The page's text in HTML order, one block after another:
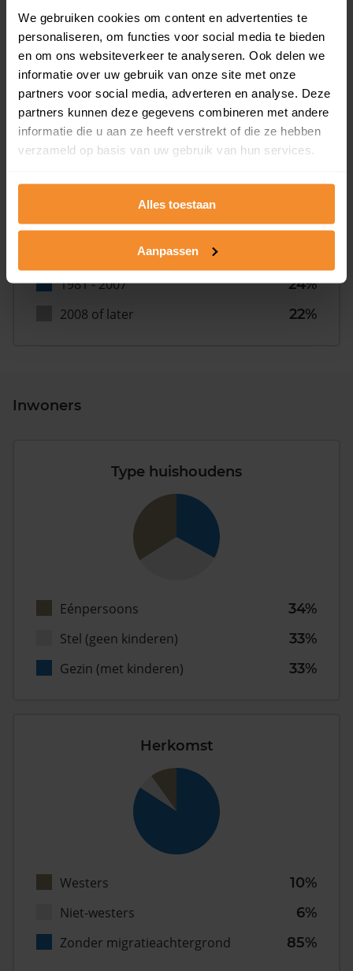
We gebruiken cookies om content en advertenties te
personaliseren, om functies voor social media te bieden
en om ons websiteverkeer te analyseren. Ook delen we
informatie over uw gebruik van onze site met onze
partners voor social media, adverteren en analyse. Deze
partners kunnen deze gegevens combineren met andere
informatie die u aan ze heeft verstrekt of die ze hebben
verzameld op basis van uw gebruik van hun services.
Alles toestaan
Aanpassen
Bouwjaar
T/m 1945
12%
1981 - 2007
24%
2008 of later
22%
Inwoners
Type huishoudens
Eénpersoons
34%
Stel (geen kinderen)
33%
Gezin (met kinderen)
33%
Herkomst
Westers
10%
Niet-westers
6%
Zonder migratieachtergrond
85%